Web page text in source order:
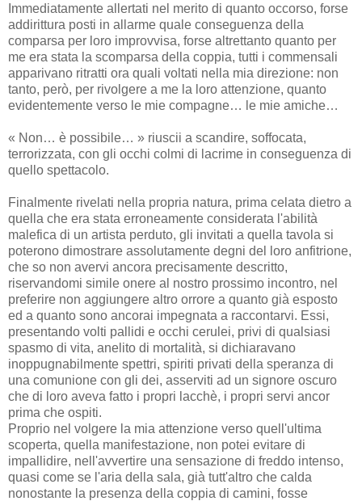
Immediatamente allertati nel merito di quanto occorso, forse
addirittura posti in allarme quale conseguenza della
comparsa per loro improvvisa, forse altrettanto quanto per
me era stata la scomparsa della coppia, tutti i commensali
apparivano ritratti ora quali voltati nella mia direzione: non
tanto, però, per rivolgere a me la loro attenzione, quanto
evidentemente verso le mie compagne… le mie amiche…
« Non… è possibile… » riuscii a scandire, soffocata,
terrorizzata, con gli occhi colmi di lacrime in conseguenza di
quello spettacolo.
Finalmente rivelati nella propria natura, prima celata dietro a
quella che era stata erroneamente considerata l'abilità
malefica di un artista perduto, gli invitati a quella tavola si
poterono dimostrare assolutamente degni del loro anfitrione,
che so non avervi ancora precisamente descritto,
riservandomi simile onere al nostro prossimo incontro, nel
preferire non aggiungere altro orrore a quanto già esposto
ed a quanto sono ancorai impegnata a raccontarvi. Essi,
presentando volti pallidi e occhi cerulei, privi di qualsiasi
spasmo di vita, anelito di mortalità, si dichiaravano
inoppugnabilmente spettri, spiriti privati della speranza di
una comunione con gli dei, asserviti ad un signore oscuro
che di loro aveva fatto i propri lacchè, i propri servi ancor
prima che ospiti.
Proprio nel volgere la mia attenzione verso quell'ultima
scoperta, quella manifestazione, non potei evitare di
impallidire, nell'avvertire una sensazione di freddo intenso,
quasi come se l'aria della sala, già tutt'altro che calda
nonostante la presenza della coppia di camini, fosse